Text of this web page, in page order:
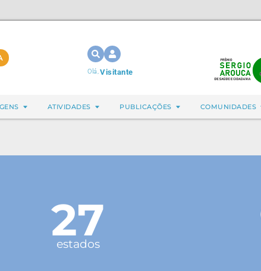
Olá,Visitante
ATIVIDADES PUBLICAÇÕES COMUNIDADES
27
estados